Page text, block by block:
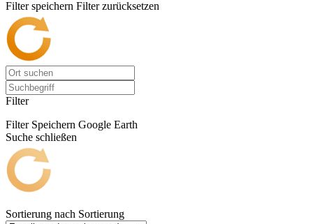
Filter speichern Filter zurücksetzen
Filter
Filter Speichern Google Earth
Suche schließen
Sortierung nach Sortierung